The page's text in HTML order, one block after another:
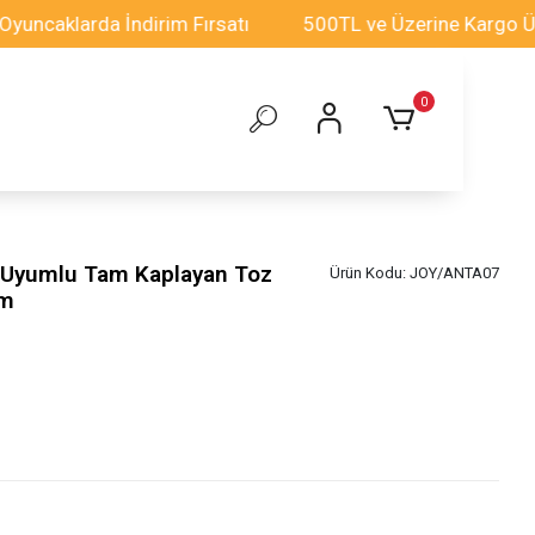
İndirim Fırsatı 500TL ve Üzerine Kargo
0
Tam Kaplayan Toz
Ürün Kodu: JOY/ANTA07